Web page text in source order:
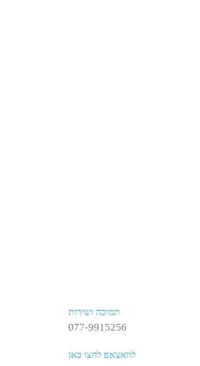
תמיכה ושירות
077-9915256
לוואצאפ לחצו כאן